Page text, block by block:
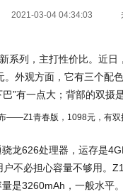
2021-03-04 04:34:03
系列，主打性价比。近
。外观方面，它有三个配
巴”有一点大；背部的双摄
龙626处理器，运存是
不必担心容量不够用。
是3260mAh，一般水平。